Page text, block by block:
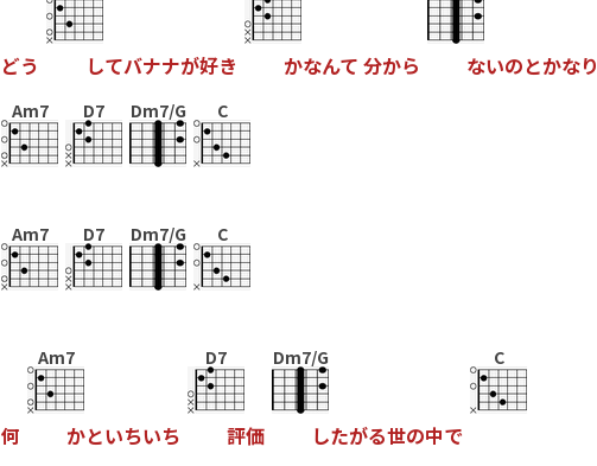
どう してバナナが好き かなんて 分から ないのとかなり
Am7 D7 Dm7/G C
Am7 D7 Dm7/G C
何
Am7
かといちいち
D7
評価
Dm7/G
したがる世の中で
C